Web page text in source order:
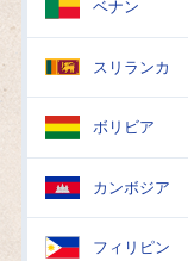
ベナン
スリランカ
ボリビア
カンボジア
フィリピン